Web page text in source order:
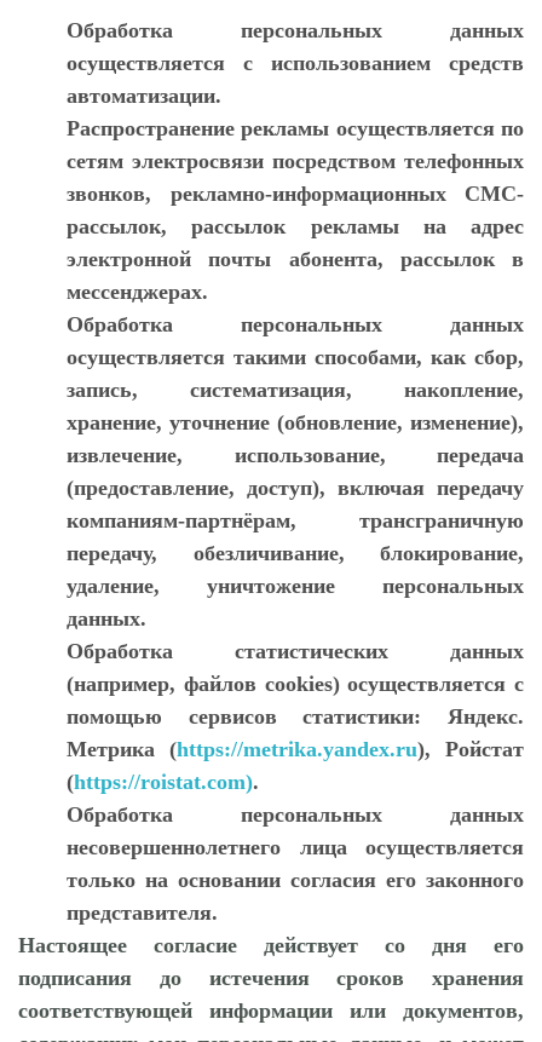
Обработка персональных данных
осуществляется с использованием средств
автоматизации.
Распространение рекламы осуществляется по
сетям электросвязи посредством телефонных
звонков, рекламно-информационных СМС-
рассылок, рассылок рекламы на адрес
электронной почты абонента, рассылок в
мессенджерах.
Обработка персональных данных
осуществляется такими способами, как сбор,
запись, систематизация, накопление,
хранение, уточнение (обновление, изменение),
извлечение, использование, передача
(предоставление, доступ), включая передачу
компаниям-партнёрам, трансграничную
передачу, обезличивание, блокирование,
удаление, уничтожение персональных
данных.
Обработка статистических данных
(например, файлов cookies) осуществляется с
помощью сервисов статистики: Яндекс.
Метрика (https://metrika.yandex.ru), Ройстат
(https://roistat.com).
Обработка персональных данных
несовершеннолетнего лица осуществляется
только на основании согласия его законного
представителя.
Настоящее согласие действует со дня его
подписания до истечения сроков хранения
соответствующей информации или документов,